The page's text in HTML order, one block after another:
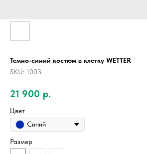
Темно-синий костюм в клетку WETTER
SKU: 1003
21 900 р.
Цвет
Синий
Размер